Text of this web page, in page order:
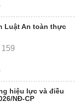
Luật An toàn thực
159
hiệu lực và điều
NĐ-CP